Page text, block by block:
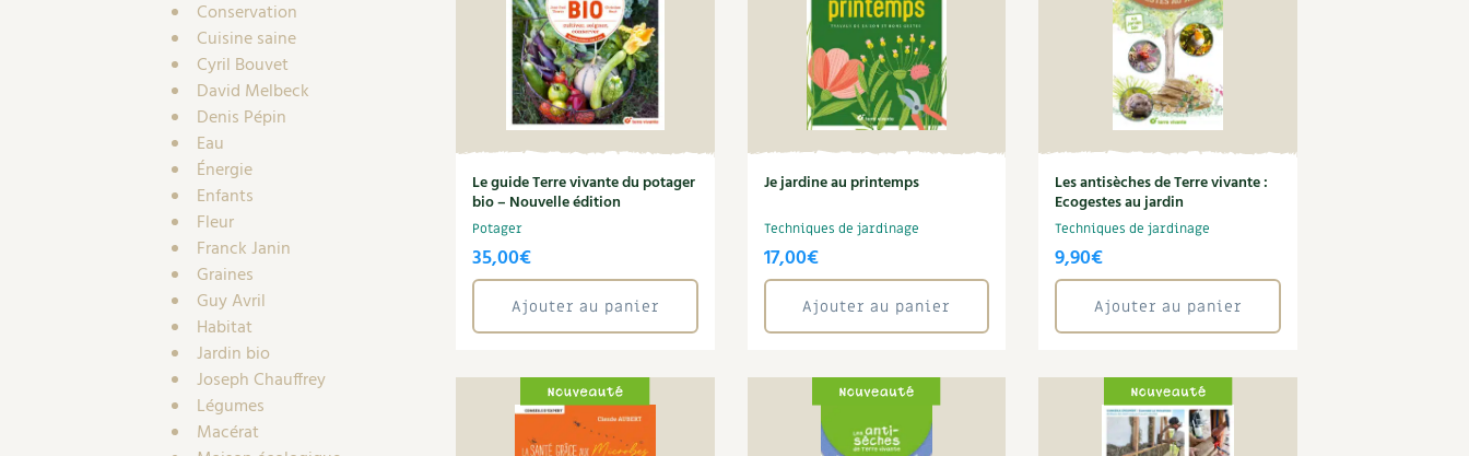
Conservation
Cuisine saine
Cyril Bouvet
David Melbeck
Denis Pépin
Eau
Énergie
Enfants
Fleur
Franck Janin
Graines
Guy Avril
Habitat
Jardin bio
Joseph Chauffrey
Légumes
Macérat
Le guide Terre vivante du potager
bio – Nouvelle édition
Potager
35,00€
Ajouter au panier
Je jardine au printemps
Techniques de jardinage
17,00€
Ajouter au panier
Les antisèches de Terre vivante :
Ecogestes au jardin
Techniques de jardinage
9,90€
Ajouter au panier